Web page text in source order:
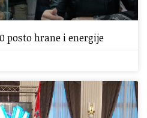
posto hrane i energije